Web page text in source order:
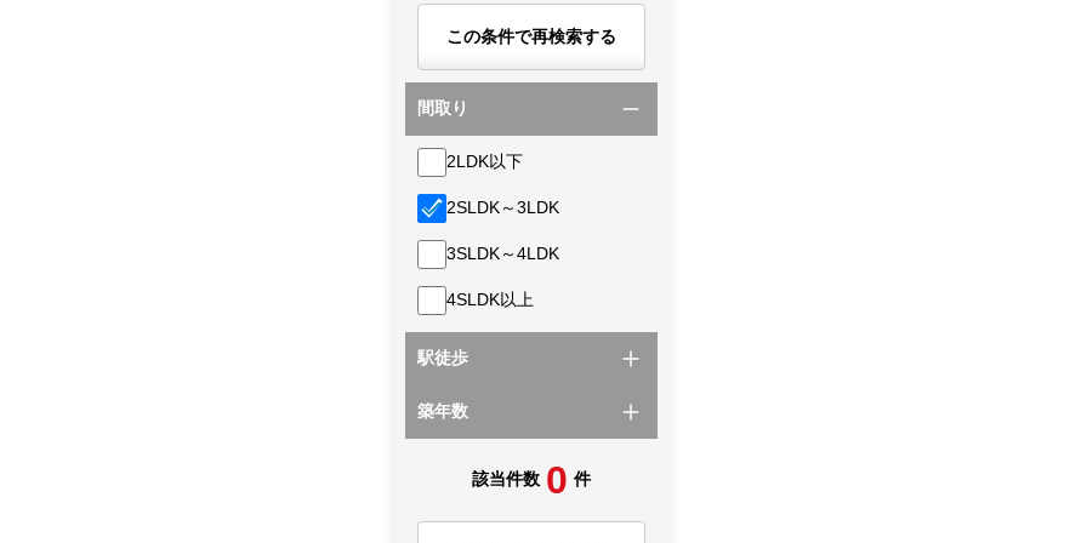
この条件で再検索する
間取り
2LDK以下
2SLDK～3LDK
3SLDK～4LDK
4SLDK以上
駅徒歩
築年数
該当件数 0 件